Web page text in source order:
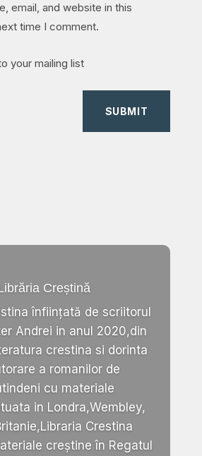
email, and website in this
time I comment.
your mailing list
SUBMIT
Creștină
înființată de scriitorul
Andrei in anul 2020,din
crestina si dorinta
a romanilor de
cu materiale
in Londra,Wembley,
Crestina
creștine în Regatul